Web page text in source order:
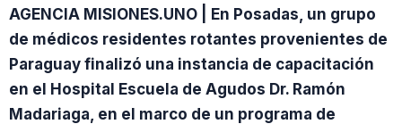
AGENCIA MISIONES.UNO | En Posadas, un grupo
de médicos residentes rotantes provenientes de
Paraguay finalizó una instancia de capacitación
en el Hospital Escuela de Agudos Dr. Ramón
Madariaga, en el marco de un programa de